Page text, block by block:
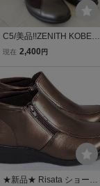
C5/美品!!ZENITH KOBE
本革ショートブーツ 22cm
現在 2,400 円
★新品★ Risata ショート